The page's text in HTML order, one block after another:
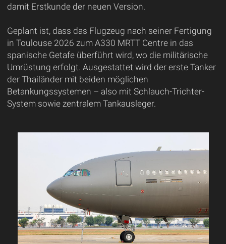
damit Erstkunde der neuen Version.
Geplant ist, dass das Flugzeug nach seiner Fertigung
in Toulouse 2026 zum A330 MRTT Centre in das
spanische Getafe überführt wird, wo die militärische
Umrüstung erfolgt. Ausgestattet wird der erste Tanker
der Thailänder mit beiden möglichen
Betankungssystemen – also mit Schlauch-Trichter-
System sowie zentralem Tankausleger.